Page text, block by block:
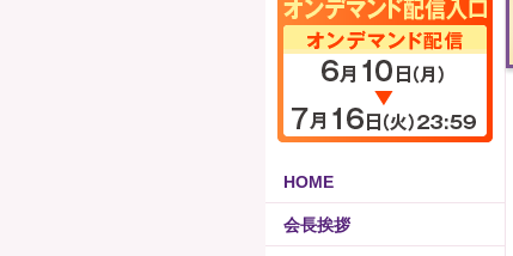
HOME
会長挨拶